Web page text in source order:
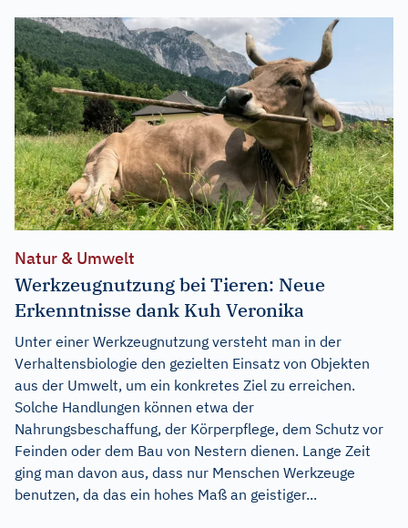
Natur & Umwelt
Werkzeugnutzung bei Tieren: Neue
Erkenntnisse dank Kuh Veronika
Unter einer Werkzeugnutzung versteht man in der
Verhaltensbiologie den gezielten Einsatz von Objekten
aus der Umwelt, um ein konkretes Ziel zu erreichen.
Solche Handlungen können etwa der
Nahrungsbeschaffung, der Körperpflege, dem Schutz vor
Feinden oder dem Bau von Nestern dienen. Lange Zeit
ging man davon aus, dass nur Menschen Werkzeuge
benutzen, da das ein hohes Maß an geistiger...